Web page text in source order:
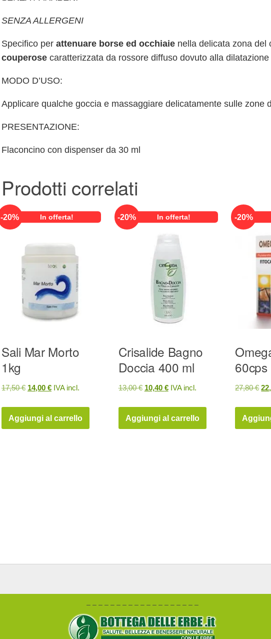
SENZA ALLERGENI
Specifico per attenuare borse ed occhiaie nella delicata zona del
couperose caratterizzata da rossore diffuso dovuto alla
MODO D’USO:
Applicare qualche goccia e massaggiare delicatamente sulle zone
PRESENTAZIONE:
Flaconcino con dispenser da 30 ml
Prodotti correlati
-20% In offerta!
Sali Mar Morto
1kg
17,50€ Il
originale
era:
14,00 €Il
attuale
è:
IVA incl.
Aggiungi al carrello
-20% In offerta!
Crisalide Bagno
Doccia 400 ml
13,00€ Il
originale
era:
10,40 €Il
attuale
è:
IVA incl.
Aggiungi al carrello
-20%
60cps
27,80€ Il
– – – – – – – – – – – – – – – – – – –